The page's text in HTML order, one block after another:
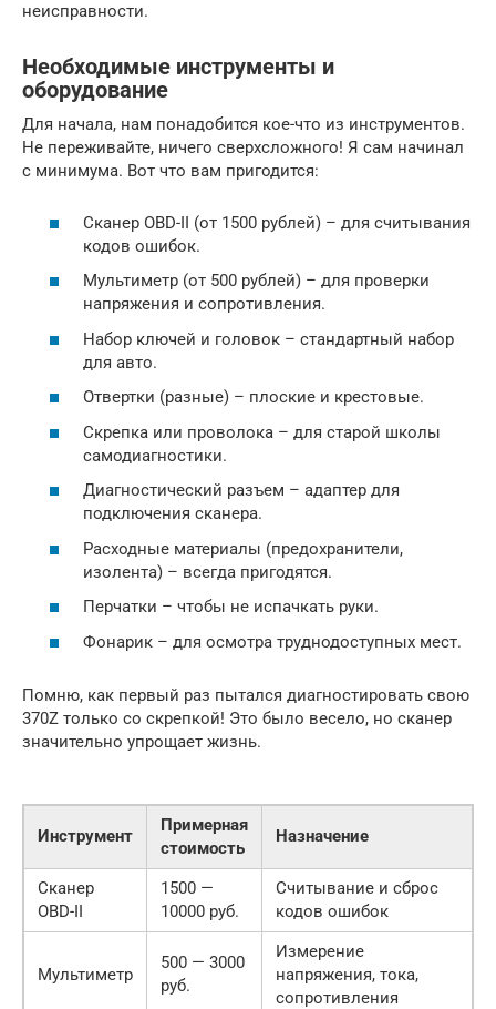
неисправности.
Необходимые инструменты и
оборудование
Для начала, нам понадобится кое-что из инструментов.
Не переживайте, ничего сверхсложного! Я сам начинал
с минимума. Вот что вам пригодится:
Сканер OBD-II (от 1500 рублей) – для считывания
кодов ошибок.
Мультиметр (от 500 рублей) – для проверки
напряжения и сопротивления.
Набор ключей и головок – стандартный набор
для авто.
Отвертки (разные) – плоские и крестовые.
Скрепка или проволока – для старой школы
самодиагностики.
Диагностический разъем – адаптер для
подключения сканера.
Расходные материалы (предохранители,
изолента) – всегда пригодятся.
Перчатки – чтобы не испачкать руки.
Фонарик – для осмотра труднодоступных мест.
Помню, как первый раз пытался диагностировать свою
370Z только со скрепкой! Это было весело, но сканер
значительно упрощает жизнь.
Инструмент
Примерная
стоимость
Назначение
Сканер
OBD-II
1500 —
10000 руб.
Считывание и сброс
кодов ошибок
Мультиметр
500 — 3000
руб.
Измерение
напряжения, тока,
сопротивления